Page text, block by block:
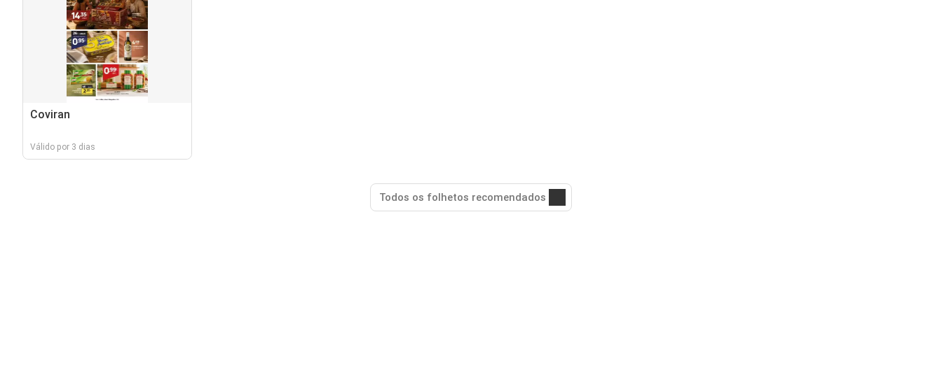
Coviran
Válido por 3 dias
Todos os folhetos recomendados